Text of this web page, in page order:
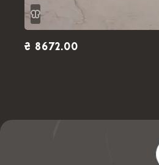
₴ 8672.00